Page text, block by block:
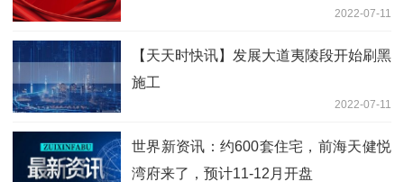
2022-07-11
【天天时快讯】发展大道夷陵段开始刷黑
施工
2022-07-11
世界新资讯：约600套住宅，前海天健悦
湾府来了，预计11-12月开盘